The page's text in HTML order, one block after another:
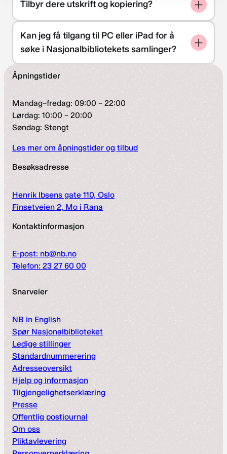
Tilbyr dere utskrift og kopiering?
Kan jeg få tilgang til PC eller iPad for å
søke i Nasjonalbibliotekets samlinger?
Åpningstider
Mandag–fredag: 09:00 – 22:00
Lørdag: 10:00 – 20:00
Søndag: Stengt
Les mer om åpningstider og tilbud
Besøksadresse
Henrik Ibsens gate 110, Oslo
Finsetveien 2, Mo i Rana
Kontaktinformasjon
E-post: nb@nb.no
Telefon: 23 27 60 00
Snarveier
NB in English
Spør Nasjonalbiblioteket
Ledige stillinger
Standardnummerering
Adresseoversikt
Hjelp og informasjon
Tilgjengelighetserklæring
Presse
Offentlig postjournal
Om oss
Pliktavlevering